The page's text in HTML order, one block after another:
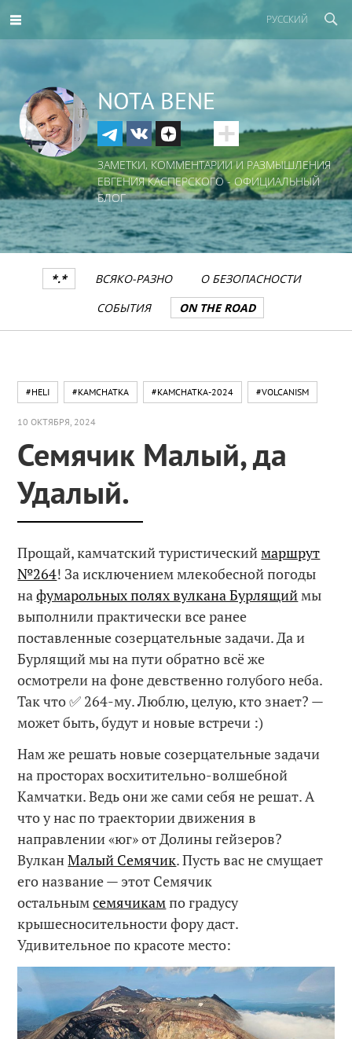
РУССКИЙ
NOTA BENE
ЗАМЕТКИ, КОММЕНТАРИИ И РАЗМЫШЛЕНИЯ
ЕВГЕНИЯ КАСПЕРСКОГО - ОФИЦИАЛЬНЫЙ
БЛОГ
*.* ВСЯКО-РАЗНО
О БЕЗОПАСНОСТИ
СОБЫТИЯ
ON THE ROAD
#HELI #KAMCHATKA #KAMCHATKA-2024 #VOLCANISM
10 ОКТЯБРЯ, 2024
Семячик Малый, да
Удалый.
Прощай, камчатский туристическиймаршрут
№264! За исключением млекобесной погоды
нафумарольных полях вулкана Бурлящиймы
выполнили практически все ранее
поставленные созерцательные задачи. Да и
Бурлящий мы на пути обратно всё же
осмотрели на фоне девственно голубого неба.
Так что ✅ 264-му. Люблю, целую, кто знает? —
может быть, будут и новые встречи :)
Нам же решать новые созерцательные задачи
на просторах восхитительно-волшебной
Камчатки. Ведь они же сами себя не решат. А
что у нас по траектории движения в
направлении «юг» от Долины гейзеров?
ВулканМалый Семячик. Пусть вас не смущает
его название — этот Семячик
остальнымсемячикампо градусу
крышесносительности фору даст.
Удивительное по красоте место: